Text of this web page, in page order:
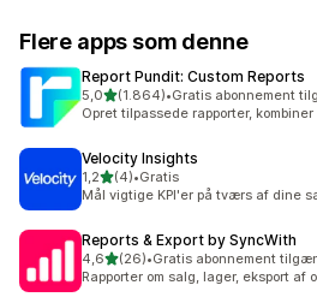
Flere apps som denne
Report Pundit: Custom Reports
5,0ud af 5 stjerner
(1.864)
1864 anmeldelser i alt
•Gratis abonnement
Opret tilpassede rapporter,
Velocity Insights
1,2ud af 5 stjerner
(4)
4 anmeldelser i alt
•Gratis
Mål vigtige KPI'er på tværs af dine
Reports & Export by SyncWith
4,6ud af 5 stjerner
(26)
26 anmeldelser i alt
•Gratis abonnement
Rapporter om salg, lager, eksport af